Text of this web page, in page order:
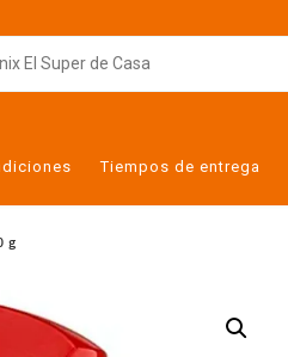
Tiempos de entrega
g